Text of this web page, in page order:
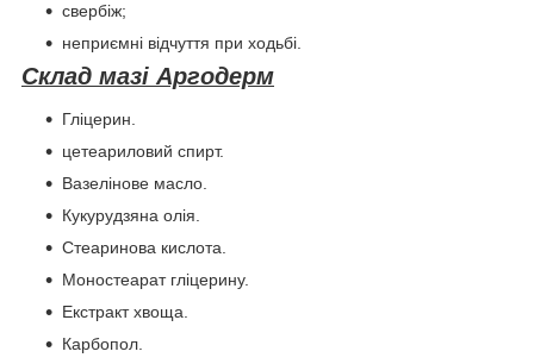
свербіж;
неприємні відчуття при ходьбі.
Склад мазі Аргодерм
Гліцерин.
цетеариловий спирт.
Вазелінове масло.
Кукурудзяна олія.
Стеаринова кислота.
Моностеарат гліцерину.
Екстракт хвоща.
Карбопол.